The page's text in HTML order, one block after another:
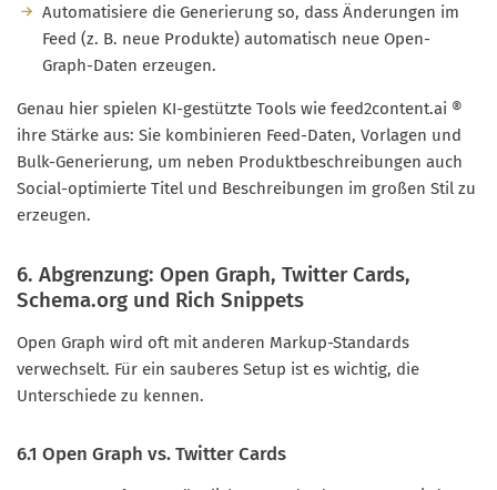
Automatisiere die Generierung so, dass Änderungen im
Feed (z. B. neue Produkte) automatisch neue Open-
Graph-Daten erzeugen.
Genau hier spielen KI-gestützte Tools wie feed2content.ai ®
ihre Stärke aus: Sie kombinieren Feed-Daten, Vorlagen und
Bulk-Generierung, um neben Produktbeschreibungen auch
Social-optimierte Titel und Beschreibungen im großen Stil zu
erzeugen.
6. Abgrenzung: Open Graph, Twitter Cards,
Schema.org und Rich Snippets
Open Graph wird oft mit anderen Markup-Standards
verwechselt. Für ein sauberes Setup ist es wichtig, die
Unterschiede zu kennen.
6.1 Open Graph vs. Twitter Cards